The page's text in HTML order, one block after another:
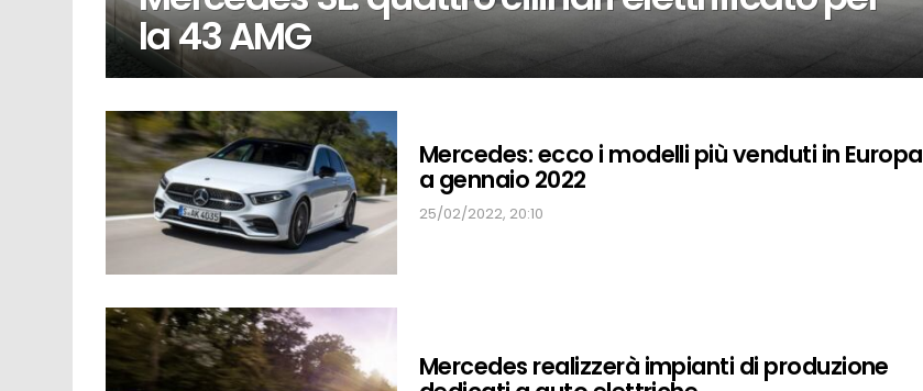
la 43 AMG
Mercedes: ecco i modelli più venduti in Europa
a gennaio 2022
25/02/2022, 20:10
Mercedes realizzerà impianti di produzione